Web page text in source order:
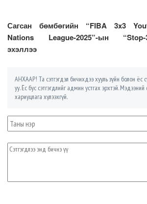
Сагсан бөмбөгийн “FIBA 3x3
Nations League-2025”-ын “Stop-
эхэллээ
АНХААР! Та сэтгэгдэл бичихдээ хууль зүйн болон ёс
уу. Ёс бус сэтгэгдлийг админ устгах эрхтэй.
хариуцлага хүлээхгүй.